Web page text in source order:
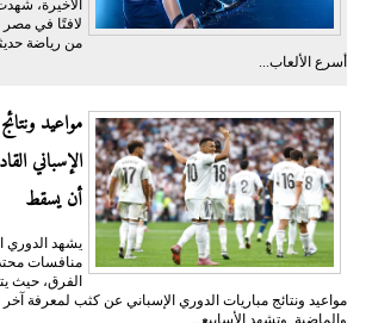
الأخيرة،
لافتًا في مصر
من رياضة
أسرع الألعاب...
مواعيد
الإسباني
أن يسقط
منافسات
الفرق، حيث
مواعيد ونتائج مباريات الدوري الإسباني عن كثب لمعرفة آخر
والماضية. وتشهد الأسابيع...